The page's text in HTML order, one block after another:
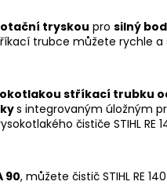
tryskou pro silný
trubce můžete rychle
stříkací trubku
s integrovaným úložným
čističe STIHL RE
90, můžete čistič STIHL RE